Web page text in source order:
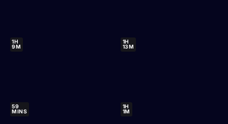
1H
9M
1H
13M
59
MINS
1H
1M